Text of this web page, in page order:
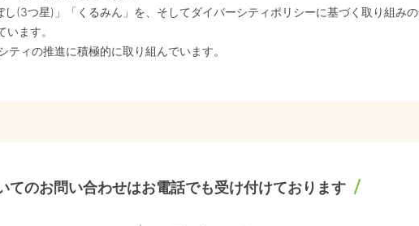
(3つ星)」「くるみん」を、そしてダイバーシティポリシーに基づく取り組み
ます。
ィの推進に積極的に取り組んでいます。
てのお問い合わせはお電話でも受け付けております